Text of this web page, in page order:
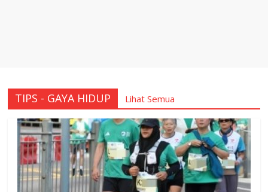
TIPS - GAYA HIDUP Lihat Semua